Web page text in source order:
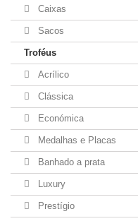
Caixas
Sacos
Troféus
Acrílico
Clássica
Económica
Medalhas e Placas
Banhado a prata
Luxury
Prestígio